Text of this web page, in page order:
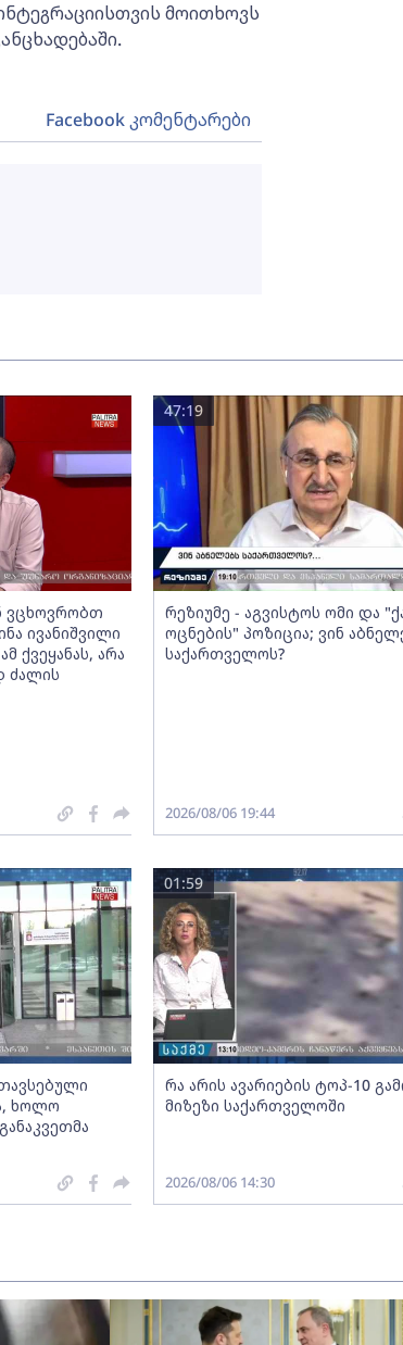
მოითხოვს
ვცხოვრობთ
ივანიშვილი
ქვეყანას, არა
ძალის
რეზიუმე - აგვისტოს ომი და
ოცნების" პოზიცია; ვინ
საქართველოს?
47:19
2026/08/06 19:44
ხოლო
რა არის ავარიების ტოპ-10
მიზეზი საქართველოში
01:59
2026/08/06 14:30
Facebook კომენტარები